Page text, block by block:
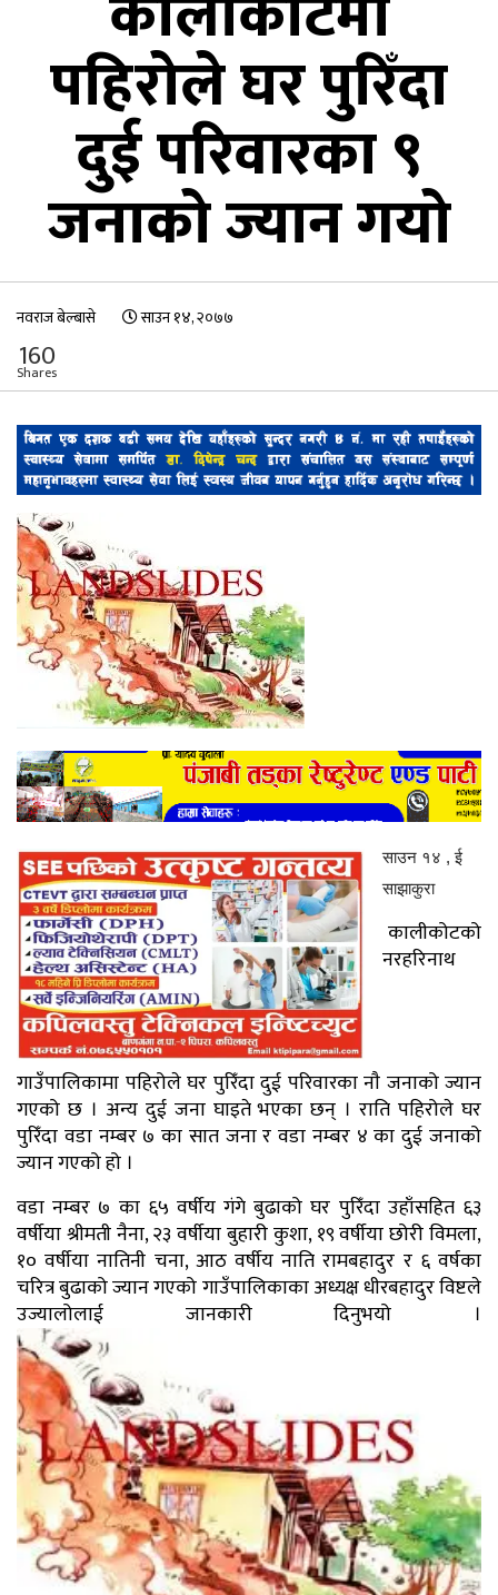
पहिरोले घर पुरिँदा
दुई परिवारका ९
जनाको ज्यान गयो
नवराज बेल्बासे साउन १४, २०७७
160
Shares
साउन १४ , ई
साझाकुरा
कालीकोटको
नरहरिनाथ
गाउँपालिकामा पहिरोले घर पुरिँदा दुई परिवारका नाै जनाको ज्यान
गएको छ । अन्य दुई जना घाइते भएका छन् । राति पहिरोले घर
पुरिँदा वडा नम्बर ७ का सात जना र वडा नम्बर ४ का दुई जनाको
ज्यान गएको हो ।
वडा नम्बर ७ का ६५ वर्षीय गंगे बुढाको घर पुरिँदा उहाँसहित ६३
वर्षीया श्रीमती नैना, २३ वर्षीया बुहारी कुशा, १९ वर्षीया छोरी विमला,
१० वर्षीया नातिनी चना, आठ वर्षीय नाति रामबहादुर र ६ वर्षका
चरित्र बुढाको ज्यान गएको गाउँपालिकाका अध्यक्ष धीरबहादुर विष्टले
उज्यालोलाई जानकारी दिनुभयो ।